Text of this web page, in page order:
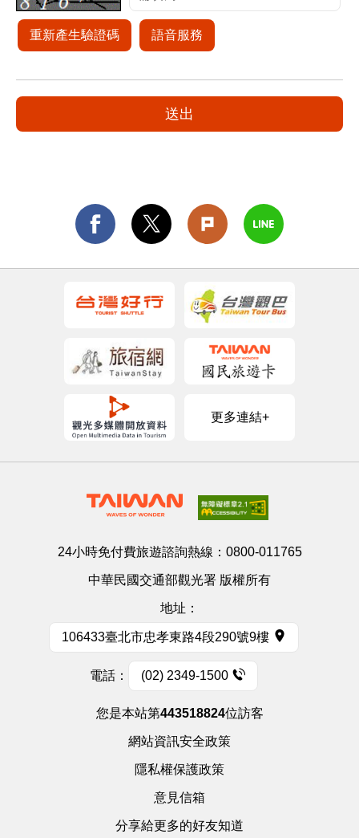
重新產生驗證碼 語音服務
更多連結+
24小時免付費旅遊諮詢熱線： 0800-011765
中華民國交通部觀光署 版權所有
地址：
106433臺北市忠孝東路4段290號9樓
電話： (02) 2349-1500
您是本站第443518824位訪客
網站資訊安全政策
隱私權保護政策
意見信箱
分享給更多的好友知道